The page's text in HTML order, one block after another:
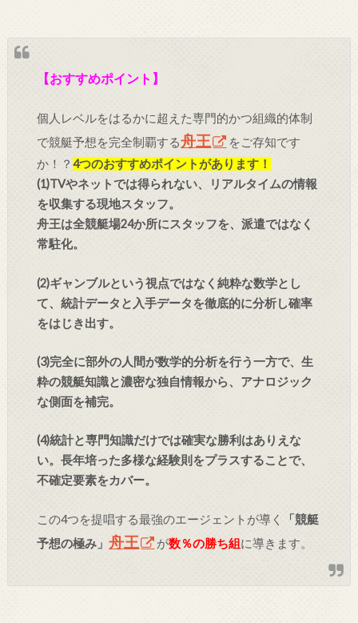
【おすすめポイント】
個人レベルをはるかに超えた専門的かつ組織的体制
で競艇予想を完全制覇する舟王
をご存知です
か！？4つのおすすめポイントがあります！
(1)TVやネットでは得られない、リアルタイムの情報
を収集する現地スタッフ。
舟王は全競艇場24か所にスタッフを、派遣ではなく
常駐化。
(2)ギャンブルという視点ではなく純粋な数学とし
て、統計データと入手データを徹底的に分析し確率
をはじき出す。
(3)完全に部外の人間が数学的分析を行う一方で、生
粋の競艇知識と濃密な独自情報から、アナロジック
な側面を補完。
(4)統計と専門知識だけでは確実な勝利はありえな
い。長年培った多様な経験則をプラスすることで、
不確定要素をカバー。
この4つを提唱する最強のエージェントが導く
「競艇
予想の極み」舟王 が数％の勝ち組に導きます。